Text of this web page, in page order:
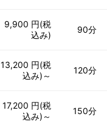
9,900 円(税
込み)
90分
13,200 円(税
込み)～
120分
17,200 円(税
込み)～
150分